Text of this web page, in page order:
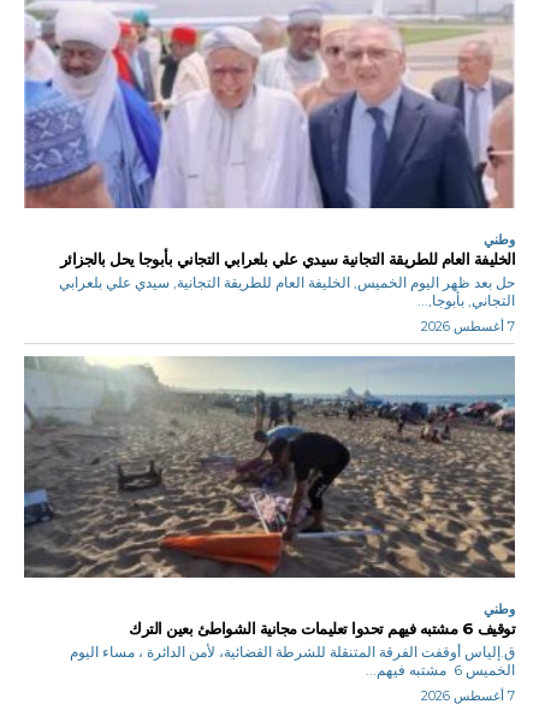
وطني
الخليفة العام للطريقة التجانية سيدي علي بلعرابي التجاني بأبوجا يحل بالجزائر
حل بعد ظهر اليوم الخميس, الخليفة العام للطريقة التجانية, سيدي علي بلعرابي
التجاني, بأبوجا,...
7 أغسطس 2026
وطني
توقيف 6 مشتبه فيهم تحدوا تعليمات مجانية الشواطئ بعين الترك
ق.إلياس أوقفت الفرقة المتنقلة للشرطة القضائية، لأمن الدائرة ، مساء اليوم
الخميس 6 مشتبه فيهم...
7 أغسطس 2026